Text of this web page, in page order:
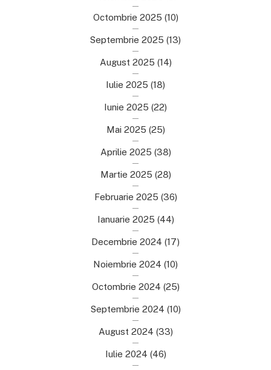
Octombrie 2025 (10)
Septembrie 2025 (13)
August 2025 (14)
Iulie 2025 (18)
Iunie 2025 (22)
Mai 2025 (25)
Aprilie 2025 (38)
Martie 2025 (28)
Februarie 2025 (36)
Ianuarie 2025 (44)
Decembrie 2024 (17)
Noiembrie 2024 (10)
Octombrie 2024 (25)
Septembrie 2024 (10)
August 2024 (33)
Iulie 2024 (46)